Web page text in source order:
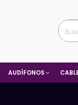
AUDÍFONOS